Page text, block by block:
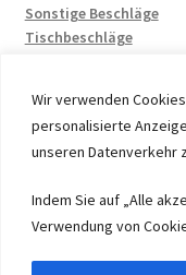
Wir verwenden
personalisierte
unseren Datenverkehr
Indem Sie auf „Alle
Verwendung von
Sonstige Beschläge
Tischbeschläge
© 2026 by UMAXO
High quality Fittings,